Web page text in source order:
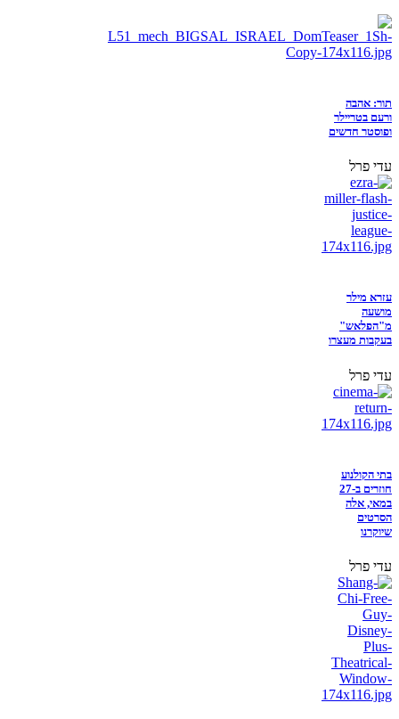
תור: אהבה
ורעם בטריילר
ופוסטר חדשים
עדי פרל
עזרא מילר
מושעה
מ"הפלאש"
בעקבות מעצרו
עדי פרל
בתי הקולנוע
חוזרים ב-27
במאי, אלה
הסרטים
שיוקרנו
עדי פרל